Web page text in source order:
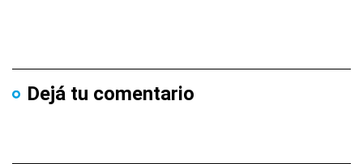
Dejá tu comentario